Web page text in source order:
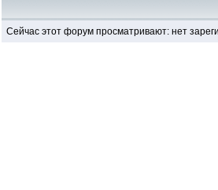
Сейчас этот форум просматривают: нет